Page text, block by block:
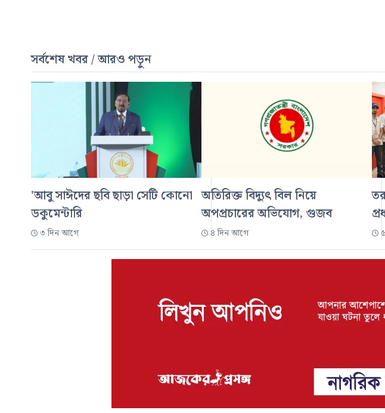
সর্বশেষ খবর / আরও পড়ুন
'আবু সাঈদের ছবি ছাড়া সেটি কোনো
ডকুমেন্টারি
৩ দিন আগে
অতিরিক্ত বিদ্যুৎ বিল নিয়ে
অপপ্রচারের অভিযোগ, গুজব
৪ দিন আগে